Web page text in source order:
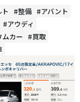
#整備 #アバント
#アウディ
ムカー #買取